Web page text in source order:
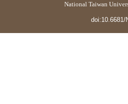
National Taiwan
doi:10.6681/